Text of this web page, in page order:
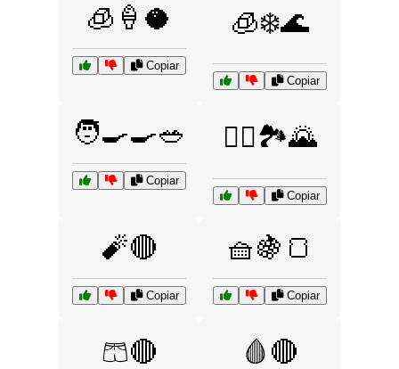
🧊🍦🥥
Copiar
🧊❄️🌊
Copiar
🧑‍🍳🍳🥗
Copiar
🧗‍♂️🏞️🌄
Copiar
🧨🔴
Copiar
🧺🍇🍞
Copiar
🩳🔴 🩸🔴